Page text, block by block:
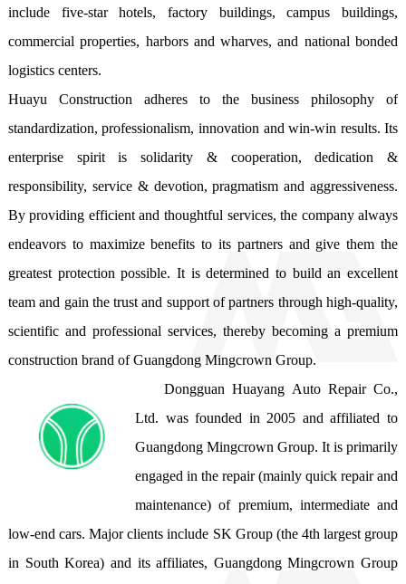
include five-star hotels, factory buildings, campus buildings,
commercial properties, harbors and wharves, and national bonded
logistics centers.
Huayu Construction adheres to the business philosophy of
standardization, professionalism, innovation and win-win results. Its
enterprise spirit is solidarity & cooperation, dedication &
responsibility, service & devotion, pragmatism and aggressiveness.
By providing efficient and thoughtful services, the company always
endeavors to maximize benefits to its partners and give them the
greatest protection possible. It is determined to build an excellent
team and gain the trust and support of partners through high-quality,
scientific and professional services, thereby becoming a premium
construction brand of Guangdong Mingcrown Group.
Dongguan Huayang Auto Repair Co.,
Ltd. was founded in 2005 and affiliated to
Guangdong Mingcrown Group. It is primarily
engaged in the repair (mainly quick repair and
maintenance) of premium, intermediate and
low-end cars. Major clients include SK Group (the 4th largest group
in South Korea) and its affiliates, Guangdong Mingcrown Group